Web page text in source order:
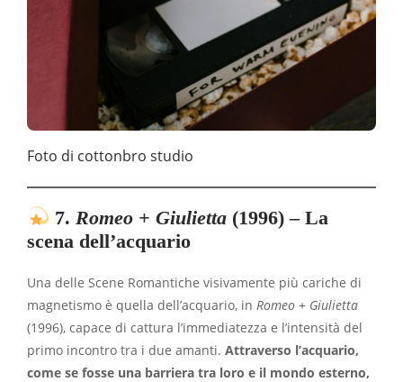
Foto di cottonbro studio
7. Romeo + Giulietta (1996) – La
scena dell’acquario
Una delle Scene Romantiche visivamente più cariche di
magnetismo è quella dell’acquario, in Romeo + Giulietta
(1996), capace di cattura l’immediatezza e l’intensità del
primo incontro tra i due amanti. Attraverso l’acquario,
come se fosse una barriera tra loro e il mondo esterno,